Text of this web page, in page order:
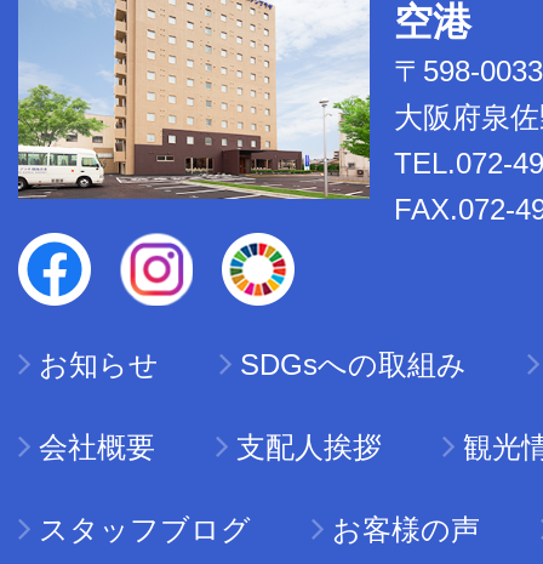
空港
〒598-0033
大阪府泉
TEL.072-
FAX.072-
お知らせ SDGsへの取組み
会社概要 支配人挨拶 観光
スタッフブログ お客様の声